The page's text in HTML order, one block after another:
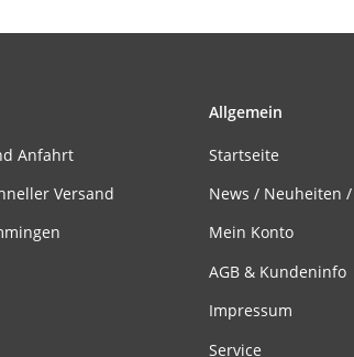
Anfahrt
Versand
Allgemein
Startseite
News / Neuheiten /
Mein Konto
AGB & Kundeninfo
Impressum
Service